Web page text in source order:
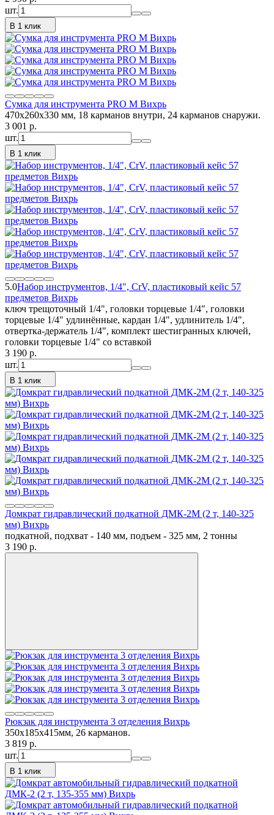
шт.
В 1 клик
Сумка для инструмента PRO M Вихрь
470х260х330 мм, 18 карманов внутри, 24 карманов снаружи.
3 001 p.
шт.
В 1 клик
5.0Набор инструментов, 1/4", CrV, пластиковый кейс 57
предметов Вихрь
ключ трещоточный 1/4", головки торцевые 1/4", головки
торцевые 1/4" удлинённые, кардан 1/4", удлинитель 1/4",
отвертка-держатель 1/4", комплект шестигранных ключей,
головки торцевые 1/4" со вставкой
3 190 p.
шт.
В 1 клик
Домкрат гидравлический подкатной ДМК-2М (2 т, 140-325
мм) Вихрь
подкатной, подхват - 140 мм, подъем - 325 мм, 2 тонны
3 190 p.
Рюкзак для инструмента 3 отделения Вихрь
350х185х415мм, 26 карманов.
3 819 p.
шт.
В 1 клик